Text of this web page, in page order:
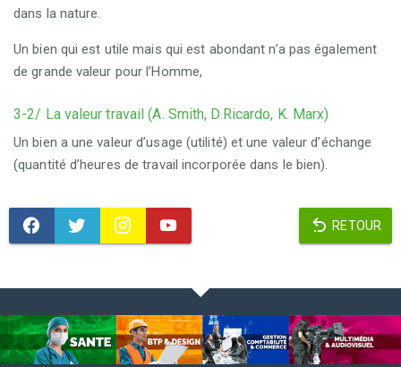
dans la nature.
Un bien qui est utile mais qui est abondant n’a pas également
de grande valeur pour l’Homme,
3-2/ La valeur travail (A. Smith, D.Ricardo, K. Marx)
Un bien a une valeur d’usage (utilité) et une valeur d’échange
(quantité d’heures de travail incorporée dans le bien).
RETOUR